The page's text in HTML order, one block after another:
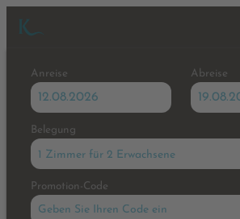
Anreise Abreise
Belegung
1 Zimmer für 2 Erwachsene
Promotion-Code
Geben Sie Ihren Code ein